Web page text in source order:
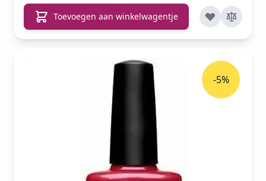
Toevoegen aan winkelwagentje
-5%